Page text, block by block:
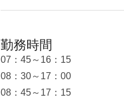
勤務時間
07：45～16：15
08：30～17：00
08：45～17：15